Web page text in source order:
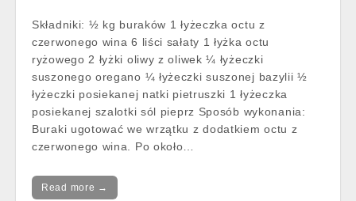
Składniki: ½ kg buraków 1 łyżeczka octu z
czerwonego wina 6 liści sałaty 1 łyżka octu
ryżowego 2 łyżki oliwy z oliwek ¼ łyżeczki
suszonego oregano ¼ łyżeczki suszonej bazylii ½
łyżeczki posiekanej natki pietruszki 1 łyżeczka
posiekanej szalotki sól pieprz Sposób wykonania:
Buraki ugotować we wrzątku z dodatkiem octu z
czerwonego wina. Po około…
Read more →